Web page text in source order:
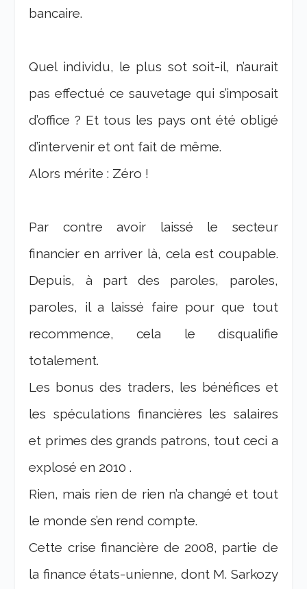
bancaire.
Quel individu, le plus sot soit-il, n’aurait
pas effectué ce sauvetage qui s’imposait
d’office ? Et tous les pays ont été obligé
d’intervenir et ont fait de même.
Alors mérite : Zéro !
Par contre avoir laissé le secteur
financier en arriver là, cela est coupable.
Depuis, à part des paroles, paroles,
paroles, il a laissé faire pour que tout
recommence, cela le disqualifie
totalement.
Les bonus des traders, les bénéfices et
les spéculations financières les salaires
et primes des grands patrons, tout ceci a
explosé en 2010 .
Rien, mais rien de rien n’a changé et tout
le monde s’en rend compte.
Cette crise financière de 2008, partie de
la finance états-unienne, dont M. Sarkozy